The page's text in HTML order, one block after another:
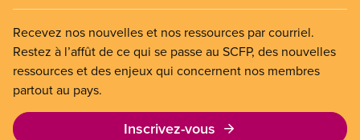
Recevez nos nouvelles et nos ressources par courriel.
Restez à l’affût de ce qui se passe au SCFP, des nouvelles
ressources et des enjeux qui concernent nos membres
partout au pays.
Inscrivez-vous